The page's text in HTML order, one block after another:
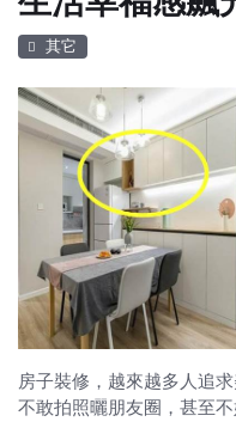
其它
房子裝修，越來越多人追
不敢拍照曬朋友圈，甚至不